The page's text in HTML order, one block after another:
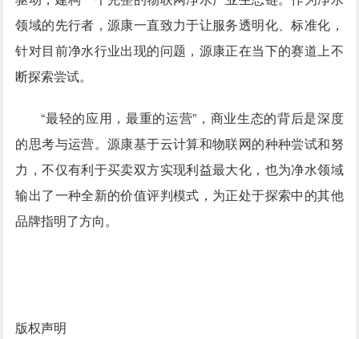
领域的先行者，源康一直致力于让服务透明化、标准化，
针对目前净水行业出现的问题，源康正在当下的赛道上不
断探索尝试。
“最轻的应用，最重的运营”，商业生态的背后是深度
的思考与运营。源康基于云计算和物联网的种种尝试和努
力，不仅有利于买卖双方实现利益最大化，也为净水领域
输出了一种全新的价值评判模式，为正处于探索中的其他
品牌指明了方向。
版权声明